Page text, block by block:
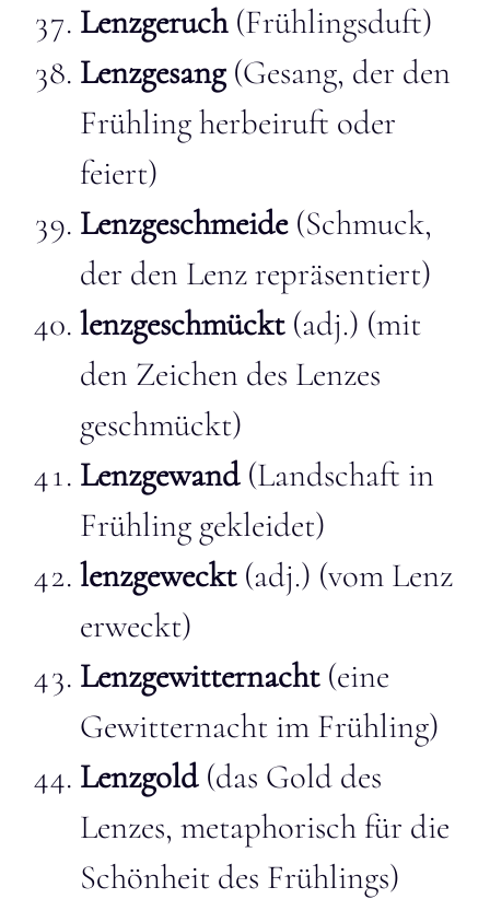
Lenzgeruch(Frühlingsduft)
Lenzgesang(Gesang, der den
Frühling herbeiruft oder
feiert)
Lenzgeschmeide(Schmuck,
der den Lenz repräsentiert)
lenzgeschmückt(adj.) (mit
den Zeichen des Lenzes
geschmückt)
Lenzgewand(Landschaft in
Frühling gekleidet)
lenzgeweckt(adj.) (vom Lenz
erweckt)
Lenzgewitternacht(eine
Gewitternacht im Frühling)
Lenzgold(das Gold des
Lenzes, metaphorisch für die
Schönheit des Frühlings)